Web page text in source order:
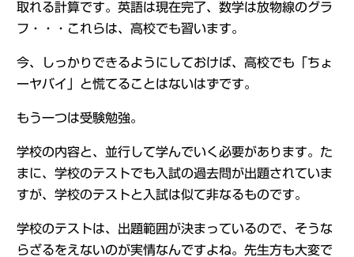
取れる計算です。英語は現在完了、数学は放物線のグラ
フ・・・これらは、高校でも習います。
今、しっかりできるようにしておけば、高校でも「ちょ
ーヤバイ」と慌てることはないはずです。
もう一つは受験勉強。
学校の内容と、並行して学んでいく必要があります。た
まに、学校のテストでも入試の過去問が出題されていま
すが、学校のテストと入試は似て非なるものです。
学校のテストは、出題範囲が決まっているので、そうな
らざるをえないのが実情なんですよね。先生方も大変で